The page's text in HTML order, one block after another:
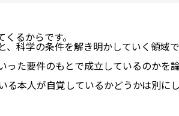
るからです。
、科学の条件を解き明かしていく領域で
った要件のもとで成立しているのかを
る本人が自覚しているかどうかは別にし